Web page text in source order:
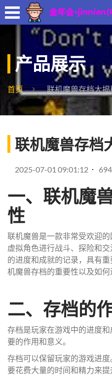
产品展示
首页 联机魔兽存档大揭
联机魔兽存档
2025-07-01 09:01:12 694
一、联机魔
性
联机魔兽是一款非常受欢迎
虚拟角色进行战斗、探险和
的进度和成就的记录，具有
机魔兽存档的重要性以及如何
二、存档的
存档是玩家在游戏中的进度
要的作用和意义。
存档可以保留玩家的游戏进
要花费大量的时间和精力来